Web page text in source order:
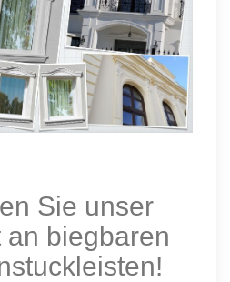
Sie unser
an biegbaren